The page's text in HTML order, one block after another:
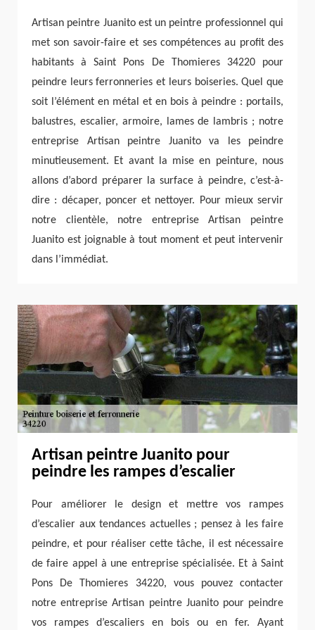
Artisan peintre Juanito est un peintre professionnel qui
met son savoir-faire et ses compétences au profit des
habitants à Saint Pons De Thomieres 34220 pour
peindre leurs ferronneries et leurs boiseries. Quel que
soit l’élément en métal et en bois à peindre : portails,
balustres, escalier, armoire, lames de lambris ; notre
entreprise Artisan peintre Juanito va les peindre
minutieusement. Et avant la mise en peinture, nous
allons d’abord préparer la surface à peindre, c’est-à-
dire : décaper, poncer et nettoyer. Pour mieux servir
notre clientèle, notre entreprise Artisan peintre
Juanito est joignable à tout moment et peut intervenir
dans l’immédiat.
Artisan peintre Juanito pour
peindre les rampes d’escalier
Pour améliorer le design et mettre vos rampes
d’escalier aux tendances actuelles ; pensez à les faire
peindre, et pour réaliser cette tâche, il est nécessaire
de faire appel à une entreprise spécialisée. Et à Saint
Pons De Thomieres 34220, vous pouvez contacter
notre entreprise Artisan peintre Juanito pour peindre
vos rampes d’escaliers en bois ou en fer. Ayant